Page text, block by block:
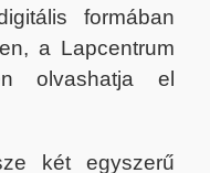
formában
a Lapcentrum
olvashatja el
két egyszerű